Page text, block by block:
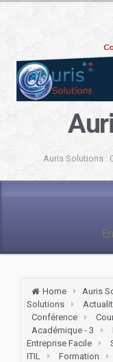
Auris Solutions :
Home Auris
Solutions
Conférence
Académique - 3
Entreprise Facile
ITIL
Formation